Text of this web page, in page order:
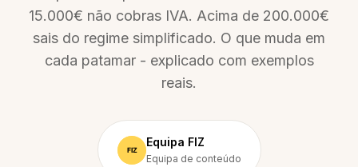
15.000€ não cobras IVA. Acima de 200.000€
sais do regime simplificado. O que muda em
cada patamar - explicado com exemplos
reais.
Equipa FIZ
Equipa de conteúdo